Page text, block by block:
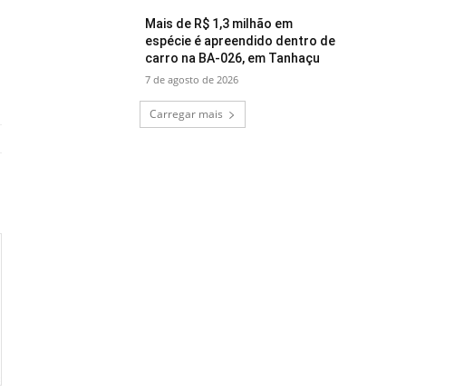
Mais de R$ 1,3 milhão em
espécie é apreendido dentro de
carro na BA-026, em Tanhaçu
7 de agosto de 2026
Carregar mais